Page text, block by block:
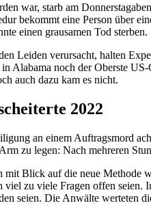
war, starb am
bekommt eine Person über
einen grausamen Tod sterben.
Leiden verursacht, halten
Alabama noch der Oberste
auch dazu kam es nicht.
2022
an einem Auftragsmord
zu legen: Nach mehreren
mit Blick auf die neue
zu viele Fragen offen
seien. Die Anwälte